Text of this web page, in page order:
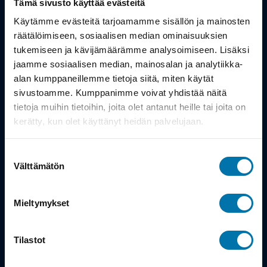
Tämä sivusto käyttää evästeitä
Käytämme evästeitä tarjoamamme sisällön ja mainosten
räätälöimiseen, sosiaalisen median ominaisuuksien
tukemiseen ja kävijämäärämme analysoimiseen. Lisäksi
jaamme sosiaalisen median, mainosalan ja analytiikka-
alan kumppaneillemme tietoja siitä, miten käytät
sivustoamme. Kumppanimme voivat yhdistää näitä
tietoja muihin tietoihin, joita olet antanut heille tai joita on
kerätty, kun olet käyttänyt heidän palvelujaan.
valinta
Välttämätön
Mieltymykset
Tilastot
Työsuhdepyörä
Info
Toimitus
Takuu ja palautukset
Maksutavat